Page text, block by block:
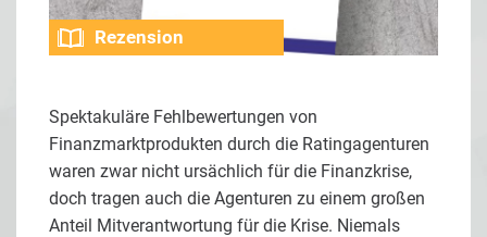
Rezension
Spektakuläre Fehlbewertungen von
Finanzmarktprodukten durch die Ratingagenturen
waren zwar nicht ursächlich für die Finanzkrise,
doch tragen auch die Agenturen zu einem großen
Anteil Mitverantwortung für die Krise. Niemals